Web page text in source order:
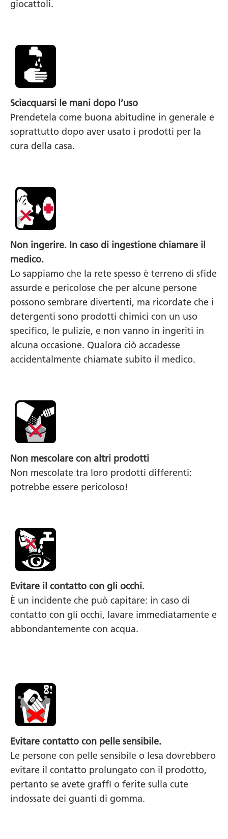
giocattoli.
Sciacquarsi le mani dopo l’uso
Prendetela come buona abitudine in generale e
soprattutto dopo aver usato i prodotti per la
cura della casa.
Non ingerire. In caso di ingestione chiamare il
medico.
Lo sappiamo che la rete spesso è terreno di sfide
assurde e pericolose che per alcune persone
possono sembrare divertenti, ma ricordate che i
detergenti sono prodotti chimici con un uso
specifico, le pulizie, e non vanno in ingeriti in
alcuna occasione. Qualora ciò accadesse
accidentalmente chiamate subito il medico.
Non mescolare con altri prodotti
Non mescolate tra loro prodotti differenti:
potrebbe essere pericoloso!
Evitare il contatto con gli occhi.
È un incidente che può capitare: in caso di
contatto con gli occhi, lavare immediatamente e
abbondantemente con acqua.
Evitare contatto con pelle sensibile.
Le persone con pelle sensibile o lesa dovrebbero
evitare il contatto prolungato con il prodotto,
pertanto se avete graffi o ferite sulla cute
indossate dei guanti di gomma.